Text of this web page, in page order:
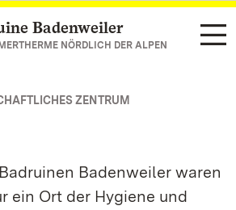
springen
Badenweiler
NÖRDLICH DER ALPEN
ZENTRUM
Badenweiler waren
ein Ort der Hygiene und